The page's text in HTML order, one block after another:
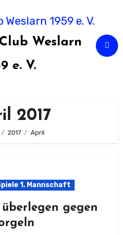
Weslarn
e. V.
2017
2017 April
1. Mannschaft
gegen